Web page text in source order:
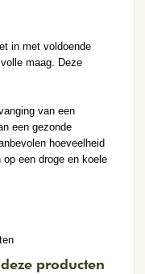
in met voldoende
maag. Deze
van een
een gezonde
hoeveelheid
een droge en koele
producten